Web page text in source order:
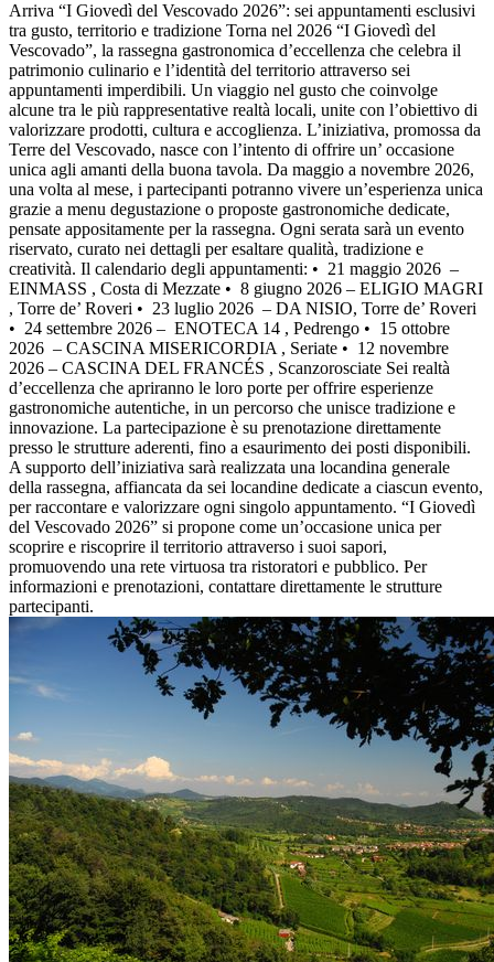
Arriva “I Giovedì del Vescovado 2026”: sei appuntamenti esclusivi
tra gusto, territorio e tradizione Torna nel 2026 “I Giovedì del
Vescovado”, la rassegna gastronomica d’eccellenza che celebra il
patrimonio culinario e l’identità del territorio attraverso sei
appuntamenti imperdibili. Un viaggio nel gusto che coinvolge
alcune tra le più rappresentative realtà locali, unite con l’obiettivo di
valorizzare prodotti, cultura e accoglienza. L’iniziativa, promossa da
Terre del Vescovado, nasce con l’intento di offrire un’ occasione
unica agli amanti della buona tavola. Da maggio a novembre 2026,
una volta al mese, i partecipanti potranno vivere un’esperienza unica
grazie a menu degustazione o proposte gastronomiche dedicate,
pensate appositamente per la rassegna. Ogni serata sarà un evento
riservato, curato nei dettagli per esaltare qualità, tradizione e
creatività. Il calendario degli appuntamenti: •⁠ ⁠ 21 maggio 2026 –
EINMASS , Costa di Mezzate •⁠ ⁠ 8 giugno 2026 – ELIGIO MAGRI
, Torre de’ Roveri •⁠ ⁠ 23 luglio 2026 – DA NISIO, Torre de’ Roveri
•⁠ ⁠ 24 settembre 2026 – ENOTECA 14 , Pedrengo •⁠ ⁠ 15 ottobre
2026 – CASCINA MISERICORDIA , Seriate •⁠ ⁠ 12 novembre
2026 – CASCINA DEL FRANCÉS , Scanzorosciate Sei realtà
d’eccellenza che apriranno le loro porte per offrire esperienze
gastronomiche autentiche, in un percorso che unisce tradizione e
innovazione. La partecipazione è su prenotazione direttamente
presso le strutture aderenti, fino a esaurimento dei posti disponibili.
A supporto dell’iniziativa sarà realizzata una locandina generale
della rassegna, affiancata da sei locandine dedicate a ciascun evento,
per raccontare e valorizzare ogni singolo appuntamento. “I Giovedì
del Vescovado 2026” si propone come un’occasione unica per
scoprire e riscoprire il territorio attraverso i suoi sapori,
promuovendo una rete virtuosa tra ristoratori e pubblico. Per
informazioni e prenotazioni, contattare direttamente le strutture
partecipanti.